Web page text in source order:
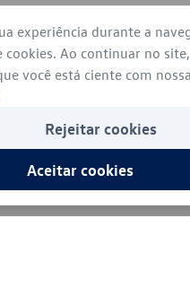
experiência durante a
cookies. Ao continuar no site,
você está ciente com
Rejeitar cookies
Aceitar cookies